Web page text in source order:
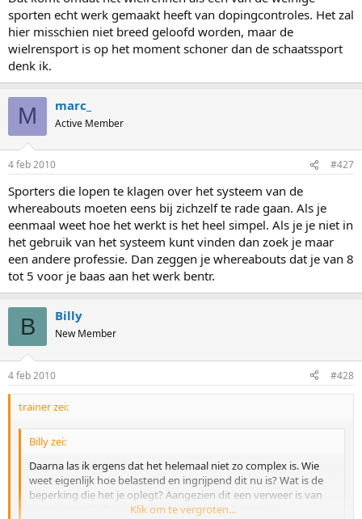
sporten echt werk gemaakt heeft van dopingcontroles. Het zal
hier misschien niet breed geloofd worden, maar de
wielrensport is op het moment schoner dan de schaatssport
denk ik.
M marc_
Active Member
4 feb 2010 #427
Sporters die lopen te klagen over het systeem van de
whereabouts moeten eens bij zichzelf te rade gaan. Als je
eenmaal weet hoe het werkt is het heel simpel. Als je je niet in
het gebruik van het systeem kunt vinden dan zoek je maar
een andere professie. Dan zeggen je whereabouts dat je van 8
tot 5 voor je baas aan het werk bentr.
B Billy
New Member
4 feb 2010 #428
trainer zei:
Billy zei:
Daarna las ik ergens dat het helemaal niet zo complex is. Wie
weet eigenlijk hoe belastend en ingrijpend dit nu is? Wat is de
beperking die het je oplegt? Aangezien dit een verweer is van
Lotus, past dit dus eigenlijk nog steeds in deze topic.
Klik om te vergroten...